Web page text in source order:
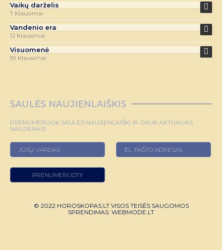
Vaikų darželis
7 Klausimai
Vandenio era
12 Klausimai
Visuomenė
59 Klausimai
SAULĖS NAUJIENLAIŠKIS
PRENUMERUOK SAULĖS NAUJIENLAIŠKĮ IR GAUK AKTUALIAS
NAUJIENAS!
© 2022 HOROSKOPAS.LT VISOS TEISĖS SAUGOMOS
SPRENDIMAS: WEBMODE.LT